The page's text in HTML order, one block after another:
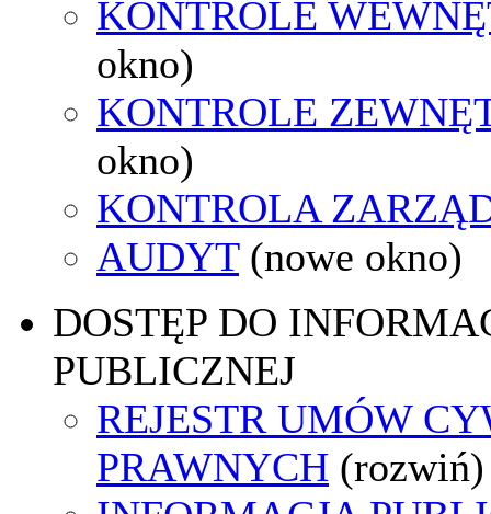
KONTROLE
okno)
KONTROLE
okno)
KONTROLA
AUDYT (nowe okno)
DOSTĘP DO
PUBLICZNEJ
REJESTR UMÓW
PRAWNYCH (rozwiń)